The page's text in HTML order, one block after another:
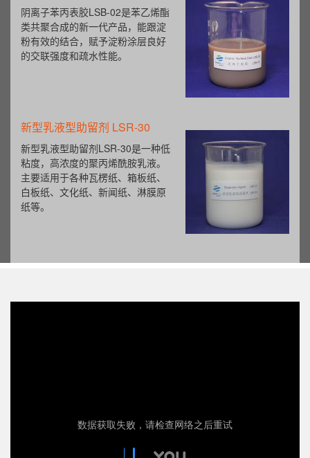
阴离子苯丙表胶LSB-02是苯乙烯酯
类共聚合成的新一代产品，能跟淀
粉有效的结合，赋予淀粉涂层良好
的交联强度和疏水性能。
新型乳液型助留剂 LSR-30
新型乳液型助留剂LSR-30是一种低
粘度，高浓度的聚丙烯酰胺乳液。
主要适用于各种瓦楞纸、箱板纸、
白板纸、文化纸、新闻纸、淋膜原
纸等。